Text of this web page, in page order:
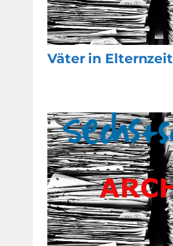
Väter in Elternzeit